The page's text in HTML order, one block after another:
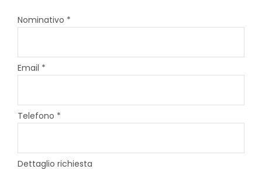
Nominativo *
Email *
Telefono *
Dettaglio richiesta